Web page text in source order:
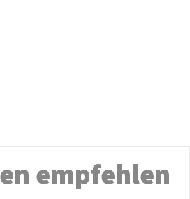
empfehlen